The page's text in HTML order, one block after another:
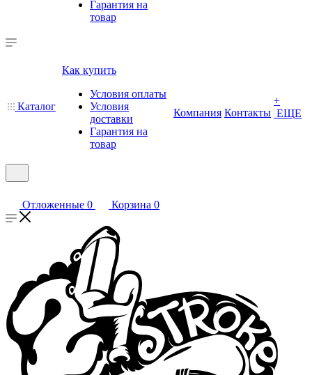
Гарантия на
товар
Каталог
Как купить
Условия оплаты
Условия
доставки
Гарантия на
товар
Компания Контакты
+
ЕЩЕ
Отложенные 0 Корзина 0